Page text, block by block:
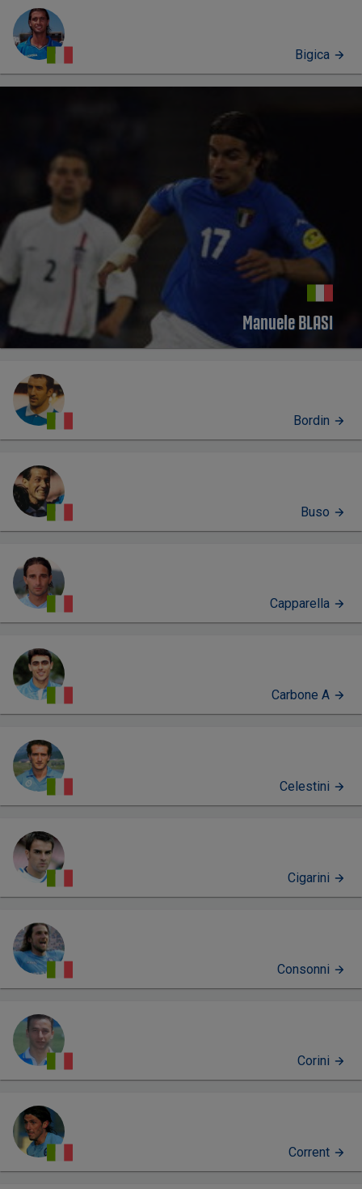
Bigica
Manuele BLASI
Bordin
Buso
Capparella
Carbone A
Celestini
Cigarini
Consonni
Corini
Corrent